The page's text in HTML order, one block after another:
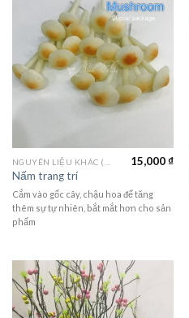
Nấm trang trí
15,000₫
Cắm vào gốc cây, chậu hoa để tăng
thêm sự tự nhiên, bắt mắt hơn cho sản
phẩm